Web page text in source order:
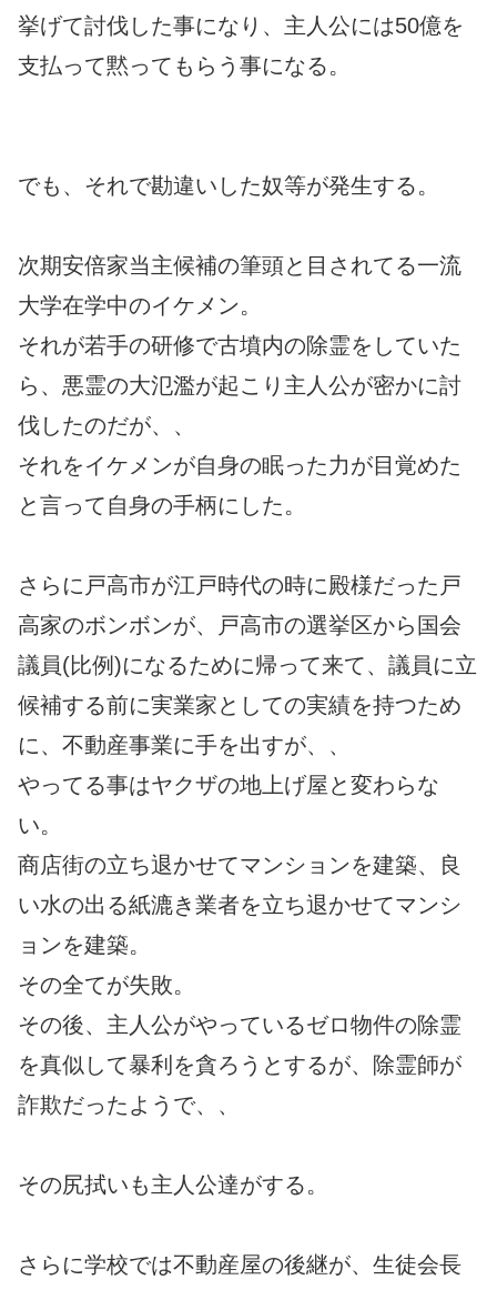
挙げて討伐した事になり、主人公には50億を
支払って黙ってもらう事になる。
でも、それで勘違いした奴等が発生する。
次期安倍家当主候補の筆頭と目されてる一流
大学在学中のイケメン。
それが若手の研修で古墳内の除霊をしていた
ら、悪霊の大氾濫が起こり主人公が密かに討
伐したのだが、、
それをイケメンが自身の眠った力が目覚めた
と言って自身の手柄にした。
さらに戸高市が江戸時代の時に殿様だった戸
高家のボンボンが、戸高市の選挙区から国会
議員(比例)になるために帰って来て、議員に立
候補する前に実業家としての実績を持つため
に、不動産事業に手を出すが、、
やってる事はヤクザの地上げ屋と変わらな
い。
商店街の立ち退かせてマンションを建築、良
い水の出る紙漉き業者を立ち退かせてマンシ
ョンを建築。
その全てが失敗。
その後、主人公がやっているゼロ物件の除霊
を真似して暴利を貪ろうとするが、除霊師が
詐欺だったようで、、
その尻拭いも主人公達がする。
さらに学校では不動産屋の後継が、生徒会長